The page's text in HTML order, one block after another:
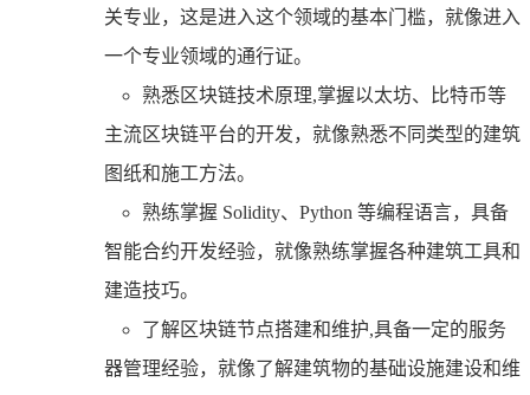
关专业，这是进入这个领域的基本门槛，就像进入
一个专业领域的通行证。
熟悉区块链技术原理,掌握以太坊、比特币等
主流区块链平台的开发，就像熟悉不同类型的建筑
图纸和施工方法。
熟练掌握 Solidity、Python 等编程语言，具备
智能合约开发经验，就像熟练掌握各种建筑工具和
建造技巧。
了解区块链节点搭建和维护,具备一定的服务
器管理经验，就像了解建筑物的基础设施建设和维